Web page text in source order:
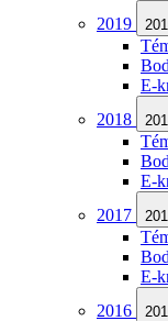
2019
E-
2018
E-
2017
E-
2016